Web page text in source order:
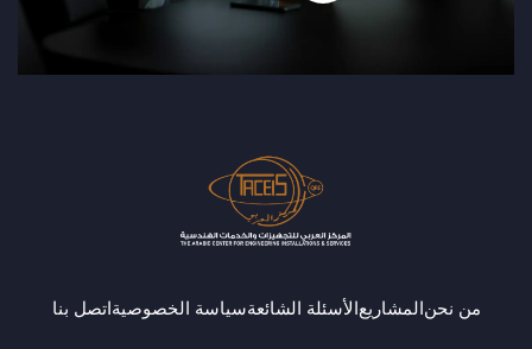
من نحنالمشاريعالأسئلة الشائعةسياسة الخصوصيةاتصل بنا